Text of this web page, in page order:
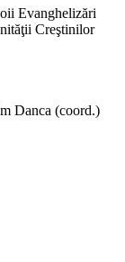
Evanghelizări
Creştinilor
Danca (coord.)